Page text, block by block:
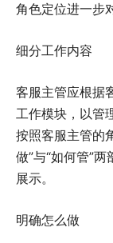
角色定位进一步
细分工作内容
客服主管应根据
工作模块，以管
按照客服主管的
做”与“如何管”
展示。
明确怎么做